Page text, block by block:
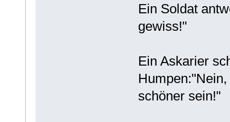
Ein Soldat
gewiss!"
Ein Askarier
schöner sein!"